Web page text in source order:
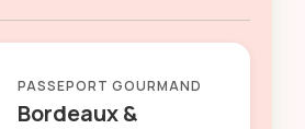
PASSEPORT GOURMAND
Bordeaux &